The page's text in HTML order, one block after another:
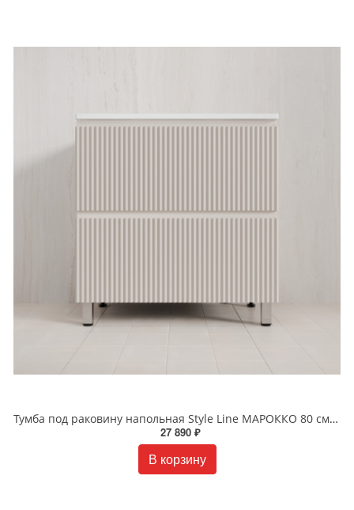
Тумба под раковину напольная Style Line МАРОККО 80 см ЛС-00002501 крем
27 890 ₽
В корзину